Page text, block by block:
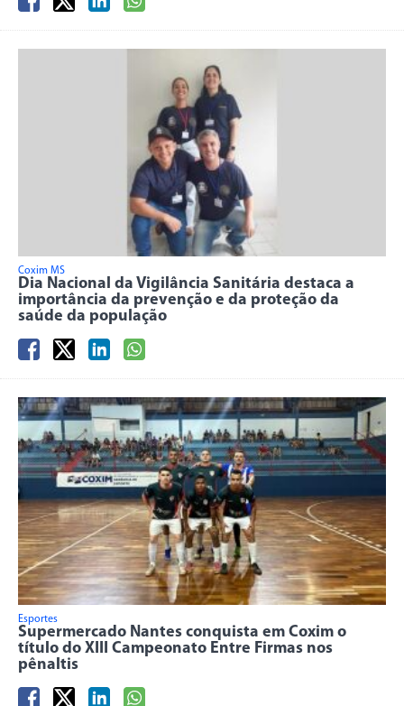
Coxim MS
Dia Nacional da Vigilância Sanitária destaca a
importância da prevenção e da proteção da
saúde da população
Esportes
Supermercado Nantes conquista em Coxim o
título do XIII Campeonato Entre Firmas nos
pênaltis